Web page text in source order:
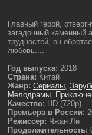
Главный герой,
загадочный каменный
трудностей, он
любовь....
Год выпуска: 2018
Страна: Китай
Жанр: Сериалы,
Мелодрамы,
Качество: HD (720p)
Премьера в России:
Режиссер: Чжан Ли
Продолжительность: